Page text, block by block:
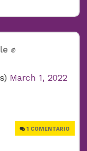
✊
March 1, 2022
1 COMENTARIO